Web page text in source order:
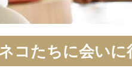
コたちに会いに